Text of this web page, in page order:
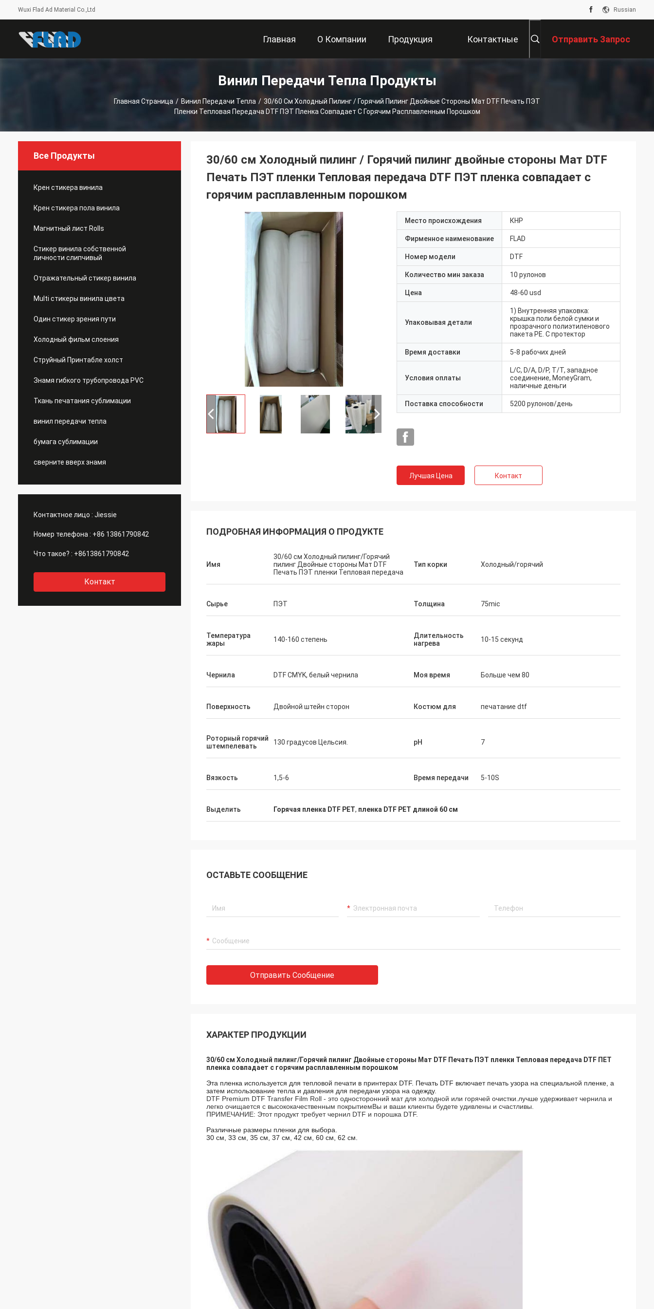
Wuxi Flad Ad Material Co.,Ltd Russian
Главная
Страница
О Компании Продукция Контактные Отправить Запрос
Винил Передачи Тепла Продукты
Главная Страница / Винил Передачи Тепла / 30/60 См Холодный Пилинг / Горячий Пилинг Двойные Стороны Мат DTF Печать ПЭТ
Пленки Тепловая Передача DTF ПЭТ Пленка Совпадает С Горячим Расплавленным Порошком
Все Продукты
Крен стикера винила
Крен стикера пола винила
Магнитный лист Rolls
Стикер винила собственной
личности слипчивый
Отражательный стикер винила
Multi стикеры винила цвета
Один стикер зрения пути
Холодный фильм слоения
Струйный Принтабле холст
Знамя гибкого трубопровода PVC
Ткань печатания сублимации
винил передачи тепла
бумага сублимации
сверните вверх знамя
Контактное лицо : Jiessie
Номер телефона : +86 13861790842
Что такое? : +8613861790842
Контакт
30/60 см Холодный пилинг / Горячий пилинг двойные стороны Мат DTF
Печать ПЭТ пленки Тепловая передача DTF ПЭТ пленка совпадает с
горячим расплавленным порошком
Место происхождения КНР
Фирменное наименование FLAD
Номер модели DTF
Количество мин заказа 10 рулонов
Цена 48-60 usd
Упаковывая детали
1) Внутренняя упаковка:
крышка поли белой сумки и
прозрачного полиэтиленового
пакета PE. С протектор
Время доставки 5-8 рабочих дней
Условия оплаты
L/C, D/A, D/P, T/T, западное
соединение, MoneyGram,
наличные деньги
Поставка способности 5200 рулонов/день
Лучшая Цена Контакт
ПОДРОБНАЯ ИНФОРМАЦИЯ О ПРОДУКТЕ
Имя
30/60 см Холодный пилинг/Горячий
пилинг Двойные стороны Мат DTF
Печать ПЭТ пленки Тепловая передача
Тип корки Холодный/горячий
Сырье ПЭТ Толщина 75mic
Температура
жары
140-160 степень
Длительность
нагрева
10-15 секунд
Чернила DTF CMYK, белый чернила Моя время Больше чем 80
Поверхность Двойной штейн сторон Костюм для печатание dtf
Роторный горячий
штемпелевать
130 градусов Цельсия. pH 7
Вязкость 1,5-6 Время передачи 5-10S
Выделить Горячая пленка DTF PET, пленка DTF PET длиной 60 см
ОСТАВЬТЕ СООБЩЕНИЕ
Отправить Сообщение
ХАРАКТЕР ПРОДУКЦИИ
30/60 см Холодный пилинг/Горячий пилинг Двойные стороны Мат DTF Печать ПЭТ пленки Тепловая передача DTF ПЕТ
пленка совпадает с горячим расплавленным порошком
Эта пленка используется для тепловой печати в принтерах DTF. Печать DTF включает печать узора на специальной пленке, а
затем использование тепла и давления для передачи узора на одежду.
DTF Premium DTF Transfer Film Roll - это односторонний мат для холодной или горячей очистки.лучше удерживает чернила и
легко очищается с высококачественным покрытиемВы и ваши клиенты будете удивлены и счастливы.
ПРИМЕЧАНИЕ: Этот продукт требует чернил DTF и порошка DTF.
Различные размеры пленки для выбора.
30 см, 33 см, 35 см, 37 см, 42 см, 60 см, 62 см.